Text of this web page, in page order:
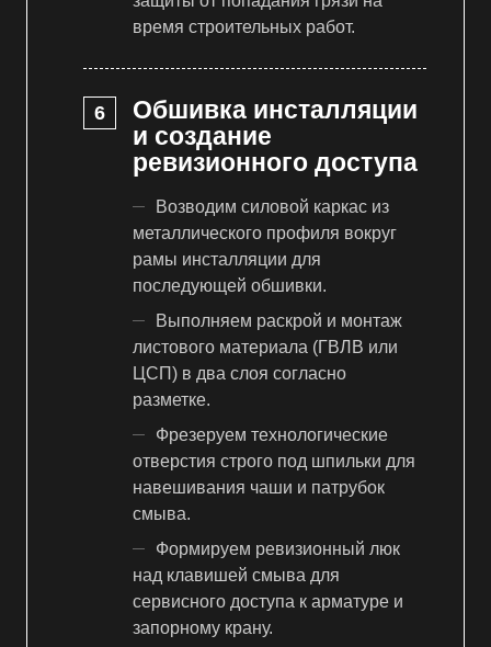
время строительных работ.
Обшивка инсталляции
и создание
ревизионного доступа
Возводим силовой каркас из
металлического профиля вокруг
рамы инсталляции для
последующей обшивки.
Выполняем раскрой и монтаж
листового материала (ГВЛВ или
ЦСП) в два слоя согласно
разметке.
Фрезеруем технологические
отверстия строго под шпильки для
навешивания чаши и патрубок
смыва.
Формируем ревизионный люк
над клавишей смыва для
сервисного доступа к арматуре и
запорному крану.